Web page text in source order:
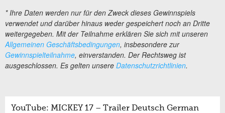
* Ihre Daten werden nur für den Zweck dieses Gewinnspiels
verwendet und darüber hinaus weder gespeichert noch an Dritte
weitergegeben. Mit der Teilnahme erklären Sie sich mit unseren
Allgemeinen Geschäftsbedingungen, insbesondere zur
Gewinnspielteilnahme, einverstanden. Der Rechtsweg ist
ausgeschlossen. Es gelten unsere Datenschutzrichtlinien.
YouTube: MICKEY 17 – Trailer Deutsch German